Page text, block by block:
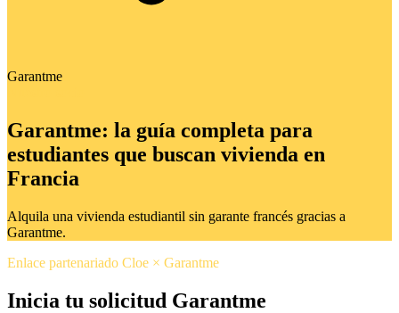
Garantme
Garantme: la guía completa para
estudiantes que buscan vivienda en
Francia
Alquila una vivienda estudiantil sin garante francés gracias a
Garantme.
Enlace partenariado Cloe × Garantme
Inicia tu solicitud Garantme